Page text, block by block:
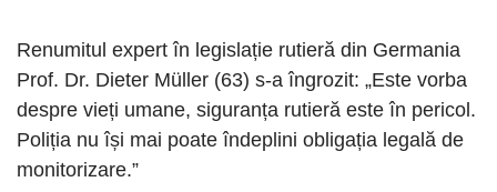
Renumitul expert în legislație rutieră din Germania
Prof. Dr. Dieter Müller (63) s-a îngrozit: „Este vorba
despre vieți umane, siguranța rutieră este în pericol.
Poliția nu își mai poate îndeplini obligația legală de
monitorizare.”